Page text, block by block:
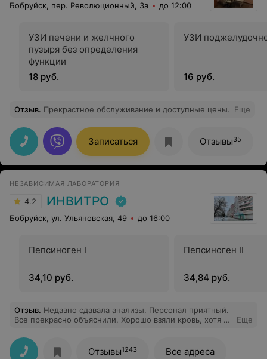
Бобруйск, пер. Революционный, 3а до 12:00
УЗИ печени и желчного
пузыря без определения
функции
18 руб.
УЗИ
16 руб.
Отзыв. Прекрастное обслуживание и доступные цены. Еще
Записаться Отзывы35
НЕЗАВИСИМАЯ ЛАБОРАТОРИЯ
4.2 ИНВИТРО
Бобруйск, ул. Ульяновская, 49 до 16:00
Пепсиноген I
34,10 руб.
Пепсиноген II
34,84 руб.
Отзыв. Недавно сдавала анализы. Персонал приятный.
Все прекрасно объяснили. Хорошо взяли кровь, хотя с
Еще
Отзывы1243 Все адреса